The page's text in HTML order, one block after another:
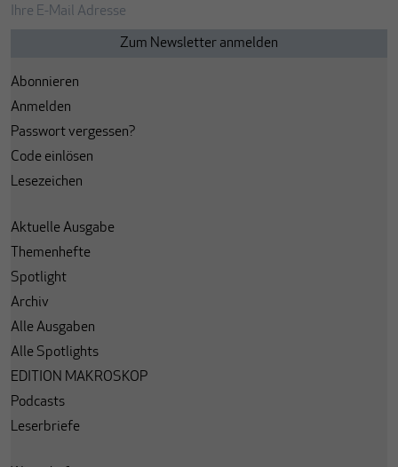
Abonnieren
Anmelden
Passwort vergessen?
Code einlösen
Lesezeichen
Aktuelle Ausgabe
Themenhefte
Spotlight
Archiv
Alle Ausgaben
Alle Spotlights
EDITION MAKROSKOP
Podcasts
Leserbriefe